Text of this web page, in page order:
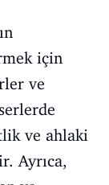
için
ve
ve ahlaki
Ayrıca,